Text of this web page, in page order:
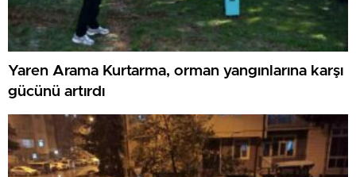
Yaren Arama Kurtarma, orman yangınlarına karşı
gücünü artırdı